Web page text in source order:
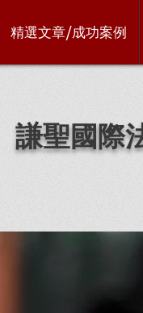
精選文章/成功案例
謙聖國際